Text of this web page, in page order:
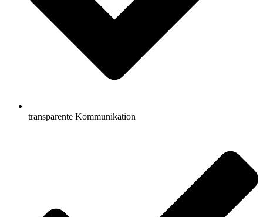
transparente Kommunikation